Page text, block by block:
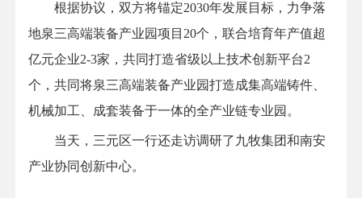
根据协议，双方将锚定2030年发展目标，力争落
地泉三高端装备产业园项目20个，联合培育年产值超
亿元企业2-3家，共同打造省级以上技术创新平台2
个，共同将泉三高端装备产业园打造成集高端铸件、
机械加工、成套装备于一体的全产业链专业园。
当天，三元区一行还走访调研了九牧集团和南安
产业协同创新中心。